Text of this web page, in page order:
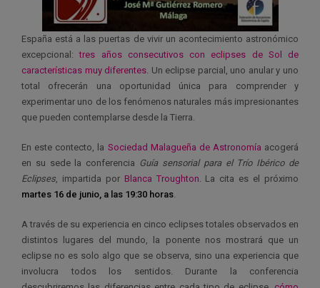
España está a las puertas de vivir un acontecimiento astronómico
excepcional: tres años consecutivos con eclipses de Sol de
características muy diferentes. Un eclipse parcial, uno anular y uno
total ofrecerán una oportunidad única para comprender y
experimentar uno de los fenómenos naturales más impresionantes
que pueden contemplarse desde la Tierra.
En este contecto, la Sociedad Malagueña de Astronomía acogerá
en su sede la conferencia Guía sensorial para el Trío Ibérico de
Eclipses, impartida por Blanca Troughton. La cita es el próximo
martes 16 de junio, a las 19:30 horas.
A través de su experiencia en cinco eclipses totales observados en
distintos lugares del mundo, la ponente nos mostrará que un
eclipse no es solo algo que se observa, sino una experiencia que
involucra todos los sentidos. Durante la conferencia